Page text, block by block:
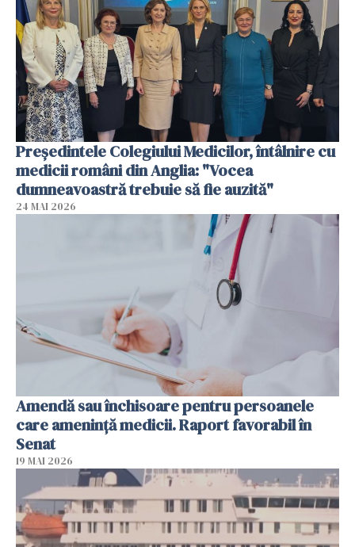
Președintele Colegiului Medicilor, întâlnire cu
medicii români din Anglia: "Vocea
dumneavoastră trebuie să fie auzită"
24 MAI 2026
Amendă sau închisoare pentru persoanele
care ameninţă medicii. Raport favorabil în
Senat
19 MAI 2026